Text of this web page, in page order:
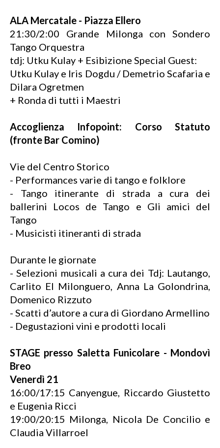
ALA Mercatale - Piazza Ellero
21:30/2:00 Grande Milonga con Sondero
Tango Orquestra
tdj: Utku Kulay + Esibizione Special Guest:
Utku Kulay e Iris Dogdu / Demetrio Scafaria e
Dilara Ogretmen
+ Ronda di tutti i Maestri
Accoglienza Infopoint: Corso Statuto
(fronte Bar Comino)
Vie del Centro Storico
- Performances varie di tango e folklore
- Tango itinerante di strada a cura dei
ballerini Locos de Tango e Gli amici del
Tango
- Musicisti itineranti di strada
Durante le giornate
- Selezioni musicali a cura dei Tdj: Lautango,
Carlito El Milonguero, Anna La Golondrina,
Domenico Rizzuto
- Scatti d’autore a cura di Giordano Armellino
- Degustazioni vini e prodotti locali
STAGE presso Saletta Funicolare - Mondovì
Breo
Venerdì 21
16:00/17:15 Canyengue, Riccardo Giustetto
e Eugenia Ricci
19:00/20:15 Milonga, Nicola De Concilio e
Claudia Villarroel